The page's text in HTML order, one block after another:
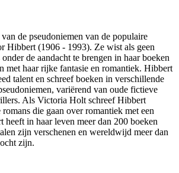
de pseudoniemen van de populaire
Hibbert (1906 - 1993). Ze wist als geen
de aandacht te brengen in haar boeken
met haar rijke fantasie en romantiek. Hibbert
talent en schreef boeken in verschillende
variërend van oude fictieve
Als Victoria Holt schreef Hibbert
die gaan over romantiek met een
heeft in haar leven meer dan 200 boeken
zijn verschenen en wereldwijd meer dan
zijn.